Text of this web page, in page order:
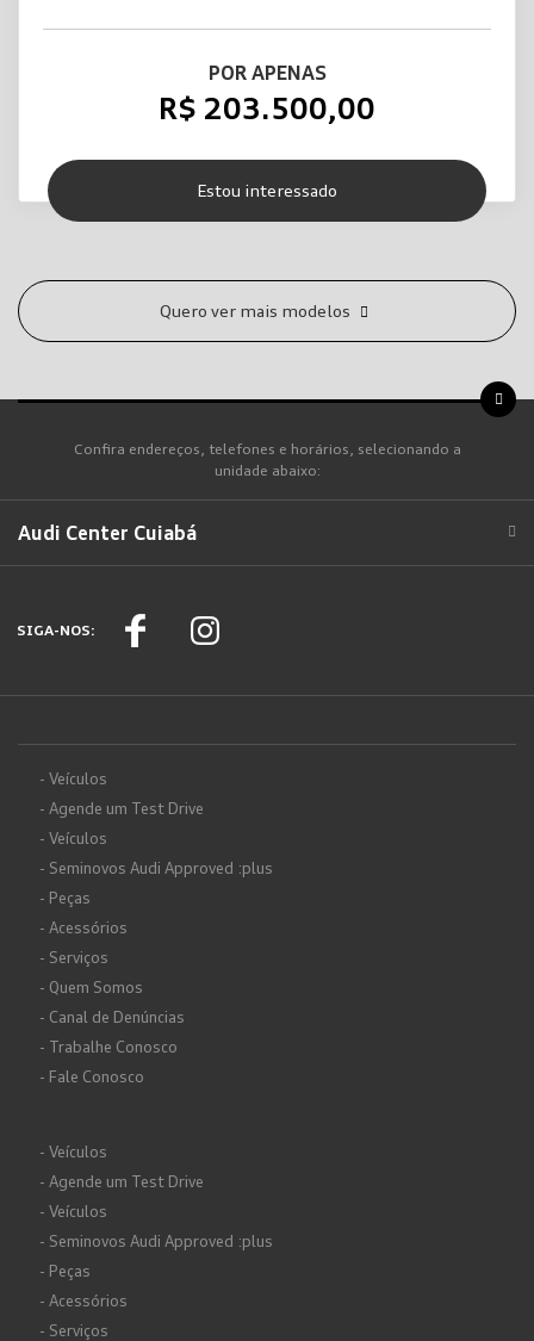
POR APENAS
R$ 203.500,00
Estou interessado
Quero ver mais modelos
Confira endereços, telefones e horários, selecionando a
unidade abaixo:
Audi Center Cuiabá
SIGA-NOS:
- Veículos
- Agende um Test Drive
- Veículos
- Seminovos Audi Approved :plus
- Peças
- Acessórios
- Serviços
- Quem Somos
- Canal de Denúncias
- Trabalhe Conosco
- Fale Conosco
- Veículos
- Agende um Test Drive
- Veículos
- Seminovos Audi Approved :plus
- Peças
- Acessórios
- Serviços